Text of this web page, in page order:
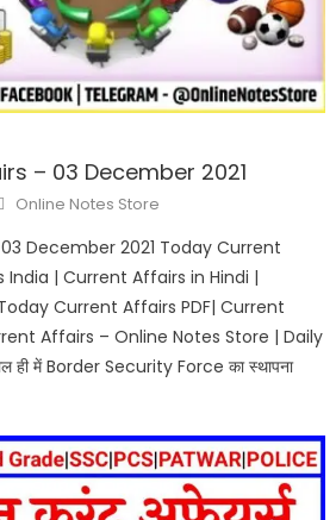
– 03 December 2021
Online Notes Store
December 2021 Today Current
| Current Affairs in Hindi |
Current Affairs PDF| Current
Affairs – Online Notes Store | Daily
ही में Border Security Force का स्थापना